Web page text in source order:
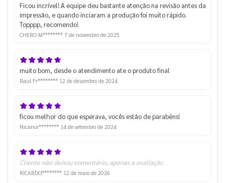
Ficou incrível! A equipe deu bastante atenção na revisão antes da
impressão, e quando inciaram a produção foi muito rápido.
Topppp, recomendo!
CHERO M******** 7 de novembro de 2025
muito bom, desde o atendimento ate o produto final
Raul Fr******** 12 de dezembro de 2024
ficou melhor do que esperava, vocês estão de parabéns!
Nicanor******** 14 de setembro de 2024
Cliente não deixou comentário, apenas a avaliação
RICARDO******** 12 de maio de 2026